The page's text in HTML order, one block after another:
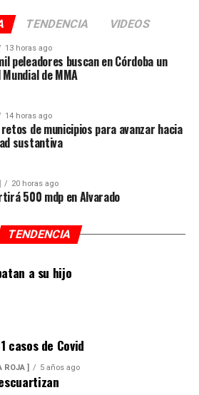
TENDENCIA VIDEOS
13 horas ago
peleadores buscan en Córdoba un
de MMA
14 horas ago
de municipios para avanzar hacia
sustantiva
20 horas ago
500 mdp en Alvarado
TENDENCIA
a su hijo
casos de Covid
ROJA ] 5 años ago